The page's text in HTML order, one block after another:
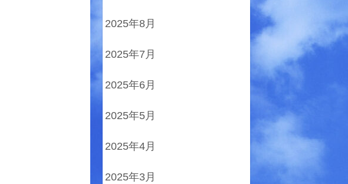
2025年8月
2025年7月
2025年6月
2025年5月
2025年4月
2025年3月